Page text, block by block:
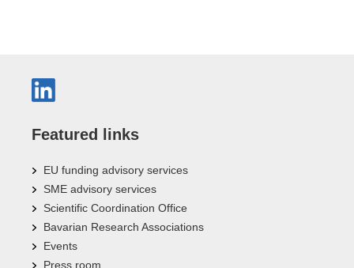
Featured links
EU funding advisory services
SME advisory services
Scientific Coordination Office
Bavarian Research Associations
Events
Press room